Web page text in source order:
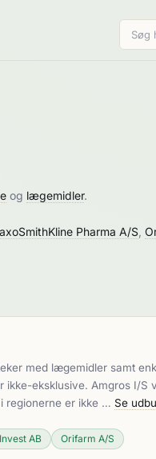
og lægemidler.
Pharma A/S
med lægemidler samt
ikke-eksklusive. Amgros I/
regionerne er ikke … Se
AB Orifarm A/S